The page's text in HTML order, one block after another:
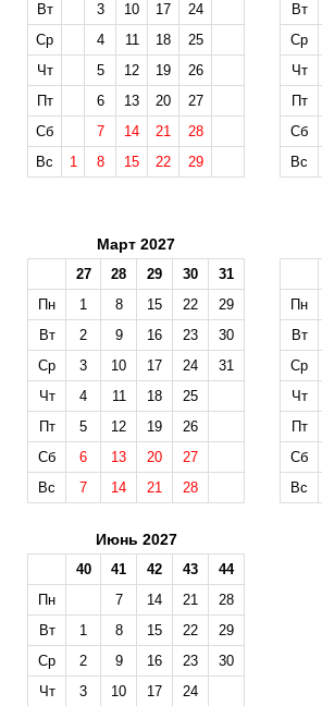
Вт
3 10 17
24
Ср
4 11 18
25
Чт
5 12 19
26
Пт
6 13 20
27
Сб
7 14 21
28
Вс
1 8 15 22 29
Вт
Ср
Чт
Пт
Сб
Вс
Март 2027
27 28 29 30
31
Пн
1 8 15 22
29
Вт
2 9 16 23
30
Ср
3 10 17 24
31
Чт
4 11 18
25
Пт
5 12 19
26
Сб
6 13 20
27
Вс
7 14 21 28
Пн
Вт
Ср
Чт
Пт
Сб
Вс
Июнь 2027
40 41 42 43
44
Пн
7 14 21
28
Вт
1 8 15 22
29
Ср
2 9 16 23
30
Чт
3 10 17 24